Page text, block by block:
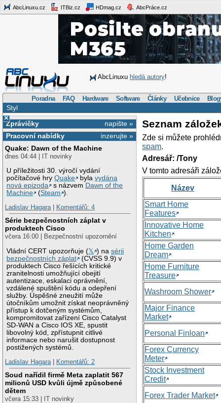
AbcLinuxu.cz ITBiz.cz HDmag.cz AbcPráce.cz
AbcLinuxu hledá autory!
Poradna FAQ Hardware Software Články Učebnice
Styl
×
napište »
Zprávičky
inzerujte »
Pracovní nabídky
Quake: Dawn of the Machine
dnes 04:44 | IT novinky
U příležitosti 30. výročí vydání
počítačové hryQuake bylavydána
nová epizoda
s názvem Dawn of the
Machine
(Steam ).
Ladislav Hagara| Komentářů: 4
Série bezpečnostních záplat v
produktech Cisco
včera 16:00 | Bezpečnostní upozornění
Vládní CERT upozorňuje (𝕏 ) nasérii
bezpečnostních záplat
(CVSS 9.9) v
produktech Cisco řešících kritické
zranitelnosti umožňující obejití
autentizace, eskalaci oprávnění,
vzdálené spuštění kódu a odepření
služby. Úspěšné zneužití může
útočníkům umožnit získat neoprávněný
přístup k dotčeným systémům,
kompromitovat zařízení Cisco Catalyst
SD-WAN a Cisco IOS XE, spustit
libovolný kód, zpřístupnit citlivé
informace nebo narušit dostupnost
postižených systémů.
Ladislav Hagara| Komentářů: 2
Soud nařídil firmě Meta zaplatit 567
milionů USD kvůli újmě způsobené
dětem
včera 15:33 | IT novinky
Seznam
Zde si můžete
spam.
Adresář: /Tony
V tomto adresáři
Název
Smart Home
Features
Innovative Home
Kitchen
Home Garden
Dream
Home Furniture
Treasure
Washroom Shower
Major Finance
Market
Personal Finloan
Forex Currency
Meter
Stock Investment
Credit
Forex Trader Market